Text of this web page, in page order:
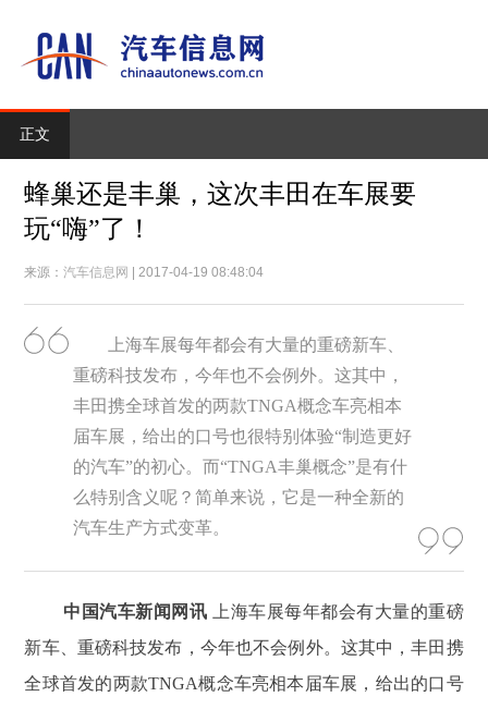
正文
蜂巢还是丰巢，这次丰田在车展要
玩“嗨”了！
来源：汽车信息网 | 2017-04-19 08:48:04
上海车展每年都会有大量的重磅新车、
重磅科技发布，今年也不会例外。这其中，
丰田携全球首发的两款TNGA概念车亮相本
届车展，给出的口号也很特别体验“制造更好
的汽车”的初心。而“TNGA丰巢概念”是有什
么特别含义呢？简单来说，它是一种全新的
汽车生产方式变革。
中国汽车新闻网讯 上海车展每年都会有大量的重磅
新车、重磅科技发布，今年也不会例外。这其中，丰田携
全球首发的两款TNGA概念车亮相本届车展，给出的口号